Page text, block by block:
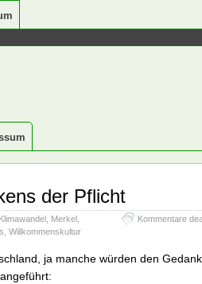
der Pflicht
Klimawandel Merkel
Willkommenskultur
Kommentare
ja manche würden den